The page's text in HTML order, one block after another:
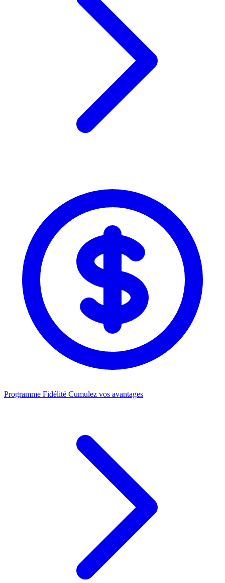
Programme Fidélité Cumulez vos avantages